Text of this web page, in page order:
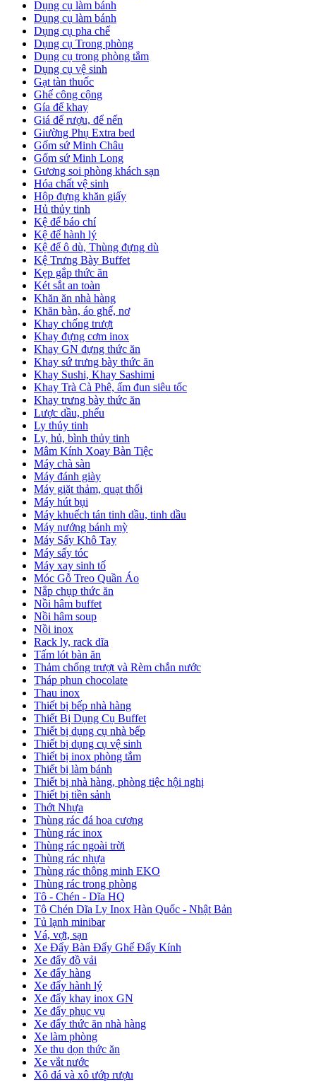
Dụng cụ làm bánh
Dụng cụ làm bánh
Dụng cụ pha chế
Dụng cụ Trong phòng
Dụng cụ trong phòng tắm
Dụng cụ vệ sinh
Gạt tàn thuốc
Ghế công cộng
Gía để khay
Giá để rượu, để nến
Giường Phụ Extra bed
Gốm sứ Minh Châu
Gốm sứ Minh Long
Gương soi phòng khách sạn
Hóa chất vệ sinh
Hộp đựng khăn giấy
Hủ thủy tinh
Kệ để báo chí
Kệ để hành lý
Kệ để ô dù, Thùng đựng dù
Kệ Trưng Bày Buffet
Kẹp gắp thức ăn
Két sắt an toàn
Khăn ăn nhà hàng
Khăn bàn, áo ghế, nơ
Khay chống trượt
Khay đựng cơm inox
Khay GN đựng thức ăn
Khay sứ trưng bày thức ăn
Khay Sushi, Khay Sashimi
Khay Trà Cà Phê, ấm đun siêu tốc
Khay trưng bày thức ăn
Lược dầu, phểu
Ly thủy tinh
Ly, hủ, bình thủy tinh
Mâm Kính Xoay Bàn Tiệc
Máy chà sàn
Máy đánh giày
Máy giặt thảm, quạt thổi
Máy hút bụi
Máy khuếch tán tinh dầu, tinh dầu
Máy nướng bánh mỳ
Máy Sấy Khô Tay
Máy sấy tóc
Máy xay sinh tố
Móc Gỗ Treo Quần Áo
Nắp chụp thức ăn
Nồi hâm buffet
Nồi hâm soup
Nồi inox
Rack ly, rack dĩa
Tấm lót bàn ăn
Thảm chống trượt và Rèm chắn nước
Tháp phun chocolate
Thau inox
Thiết bị bếp nhà hàng
Thiết Bị Dụng Cụ Buffet
Thiết bị dụng cụ nhà bếp
Thiết bị dụng cụ vệ sinh
Thiết bị inox phòng tắm
Thiết bị làm bánh
Thiết bị nhà hàng, phòng tiệc hội nghị
Thiết bị tiền sảnh
Thớt Nhựa
Thùng rác đá hoa cương
Thùng rác inox
Thùng rác ngoài trời
Thùng rác nhựa
Thùng rác thông minh EKO
Thùng rác trong phòng
Tô - Chén - Dĩa HQ
Tô Chén Dĩa Ly Inox Hàn Quốc - Nhật Bản
Tủ lạnh minibar
Vá, vợt, sạn
Xe Đẩy Bàn Đẩy Ghế Đẩy Kính
Xe đẩy đồ vải
Xe đẩy hàng
Xe đẩy hành lý
Xe đẩy khay inox GN
Xe đẩy phục vụ
Xe đẩy thức ăn nhà hàng
Xe làm phòng
Xe thu dọn thức ăn
Xe vắt nước
Xô đá và xô ướp rượu